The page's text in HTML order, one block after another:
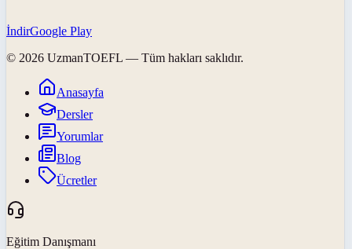
İndirGoogle Play
© 2026 UzmanTOEFL — Tüm hakları saklıdır.
Anasayfa
Dersler
Yorumlar
Blog
Ücretler
Eğitim Danışmanı